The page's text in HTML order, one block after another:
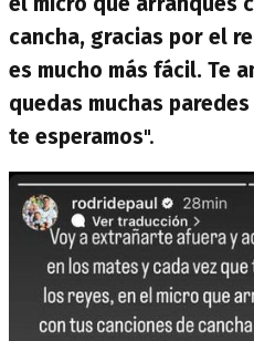
cancha, gracias por el
es mucho más fácil. Te
quedas muchas
te esperamos".